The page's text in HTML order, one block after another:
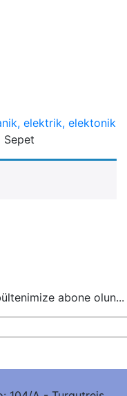
elektrik, elektonik
Sepet
abone olun...